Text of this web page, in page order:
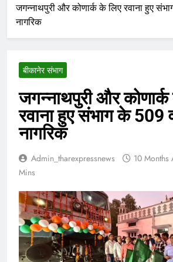
जगन्नाथपुरी और कोणार्क के लिए रवाना हुए
नागरिक
बीकानेर संभाग
जगन्नाथपुरी और
रवाना हुए संभाग के 509
नागरिक
Admin_tharexpressnews 10 Months
Mins